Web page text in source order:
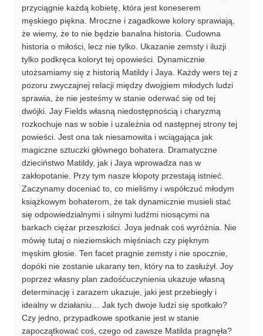
przyciągnie każdą kobietę, która jest koneserem
męskiego piękna. Mroczne i zagadkowe kolory sprawiają,
że wiemy, że to nie będzie banalna historia. Cudowna
historia o miłości, lecz nie tylko. Ukazanie zemsty i iluzji
tylko podkręca koloryt tej opowieści. Dynamicznie
utożsamiamy się z historią Matildy i Jaya. Każdy wers tej z
pozoru zwyczajnej relacji między dwojgiem młodych ludzi
sprawia, że nie jesteśmy w stanie oderwać się od tej
dwójki. Jay Fields własną niedostępnością i charyzmą
rozkochuje nas w sobie i uzależnia od następnej strony tej
powieści. Jest ona tak niesamowita i wciągająca jak
magiczne sztuczki głównego bohatera. Dramatyczne
dzieciństwo Matildy, jak i Jaya wprowadza nas w
zakłopotanie. Przy tym nasze kłopoty przestają istnieć.
Zaczynamy doceniać to, co mieliśmy i współczuć młodym
książkowym bohaterom, że tak dynamicznie musieli stać
się odpowiedzialnymi i silnymi ludźmi niosącymi na
barkach ciężar przeszłości. Joya jednak coś wyróżnia. Nie
mówię tutaj o nieziemskich mięśniach czy pięknym
męskim głosie. Ten facet pragnie zemsty i nie spocznie,
dopóki nie zostanie ukarany ten, który na to zasłużył. Joy
poprzez własny plan zadośćuczynienia ukazuje własną
determinację i zarazem ukazuje, jaki jest przebiegły i
idealny w działaniu… Jak tych dwoje ludzi się spotkało?
Czy jedno, przypadkowe spotkanie jest w stanie
zapoczątkować coś, czego od zawsze Matilda pragnęła?